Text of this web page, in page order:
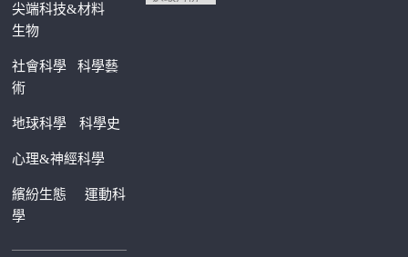
尖端科技&材料
生物
社會科學科學藝
術
地球科學 科學史
心理&神經科學
繽紛生態運動科
學
—————————